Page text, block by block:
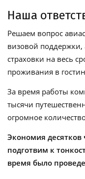
Наша
Решаем вопрос
визовой
страховки на весь
проживания в
За время работы
тысячи
огромное
Экономия десятков
подготвим к
время было